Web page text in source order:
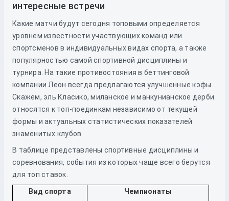
интересные встречи
Какие матчи будут сегодня топовыми определяется
уровнем известности участвующих команд или
спортсменов в индивидуальных видах спорта, а также
популярностью самой спортивной дисциплины и
турнира. На такие противостояния в беттинговой
компании Леон всегда предлагаются улучшенные кэфы.
Скажем, эль Класико, миланское и манкунианское дерби
относятся к топ-поединкам независимо от текущей
формы и актуальных статистических показателей
знаменитых клубов.
В таблице представлены спортивные дисциплины и
соревнования, события из которых чаще всего берутся
для топ ставок.
Вид спорта Чемпионаты